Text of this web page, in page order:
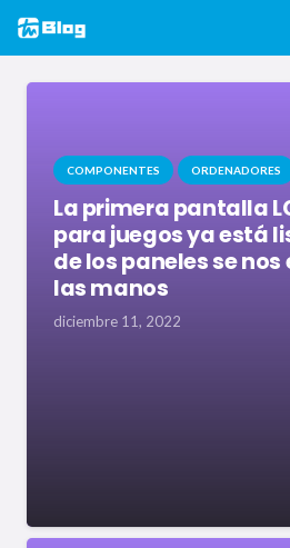
COMPONENTES ORDENADORES
La primera pantalla
para juegos ya está
de los paneles se
las manos
diciembre 11, 2022